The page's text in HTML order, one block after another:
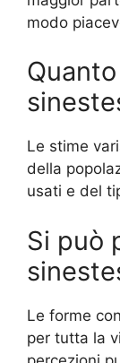
modo
Le stime
della
usati e del
Si può
Le forme
per tutta la